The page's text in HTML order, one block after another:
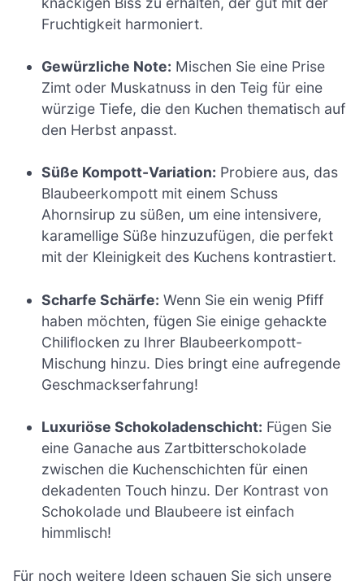
Fruchtigkeit harmoniert.
Gewürzliche Note: Mischen Sie eine Prise
Zimt oder Muskatnuss in den Teig für eine
würzige Tiefe, die den Kuchen thematisch auf
den Herbst anpasst.
Süße Kompott-Variation: Probiere aus, das
Blaubeerkompott mit einem Schuss
Ahornsirup zu süßen, um eine intensivere,
karamellige Süße hinzuzufügen, die perfekt
mit der Kleinigkeit des Kuchens kontrastiert.
Scharfe Schärfe: Wenn Sie ein wenig Pfiff
haben möchten, fügen Sie einige gehackte
Chiliflocken zu Ihrer Blaubeerkompott-
Mischung hinzu. Dies bringt eine aufregende
Geschmackserfahrung!
Luxuriöse Schokoladenschicht: Fügen Sie
eine Ganache aus Zartbitterschokolade
zwischen die Kuchenschichten für einen
dekadenten Touch hinzu. Der Kontrast von
Schokolade und Blaubeere ist einfach
himmlisch!
Für noch weitere Ideen schauen Sie sich unsere